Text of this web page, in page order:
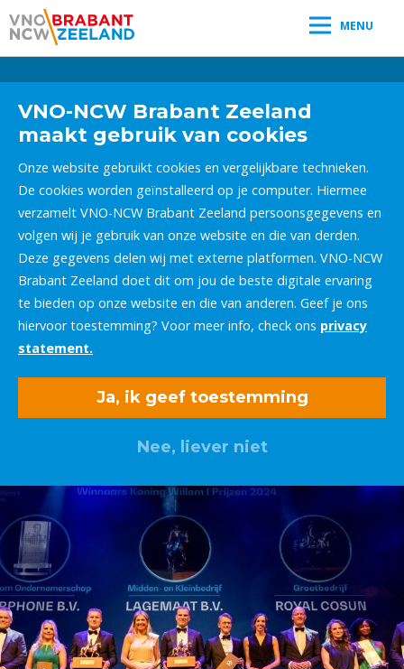
MENU
VNO-NCW Brabant Zeeland
maakt gebruik van cookies
Onze website gebruikt cookies en vergelijkbare technieken.
De cookies worden geïnstalleerd op je computer. Hiermee
verzamelt VNO-NCW Brabant Zeeland persoonsgegevens en
volgen wij je gebruik van onze website en die van derden.
Deze gegevens delen wij met externe platformen. VNO-NCW
Brabant Zeeland doet dit om jou de beste digitale ervaring
te bieden op onze website en die van anderen. Geef je ons
hiervoor toestemming? Voor meer info, check ons privacy
statement.
Ja, ik geef toestemming
Nee, liever niet